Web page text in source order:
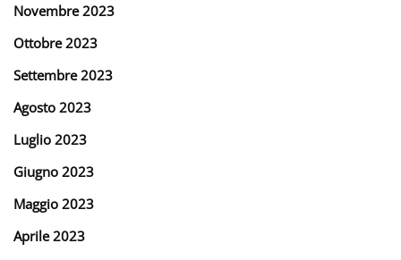
Novembre 2023
Ottobre 2023
Settembre 2023
Agosto 2023
Luglio 2023
Giugno 2023
Maggio 2023
Aprile 2023